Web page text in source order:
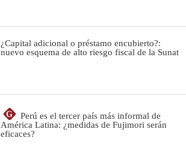
¿Capital adicional o préstamo encubierto?:
nuevo esquema de alto riesgo fiscal de la Sunat
G
Perú es el tercer país más informal de
América Latina: ¿medidas de Fujimori serán
eficaces?